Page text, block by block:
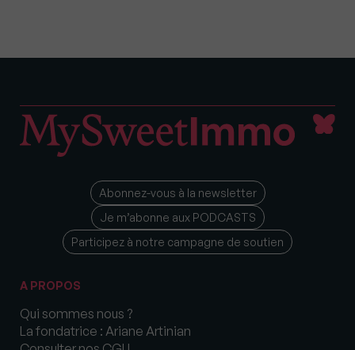
Abonnez-vous à la newsletter
Je m’abonne aux PODCASTS
Participez à notre campagne de soutien
A PROPOS
Qui sommes nous ?
La fondatrice : Ariane Artinian